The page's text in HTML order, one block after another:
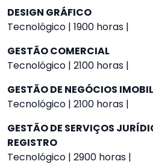
DESIGN GRÁFICO
Tecnológico | 1900 horas |
GESTÃO COMERCIAL
Tecnológico | 2100 horas |
GESTÃO DE NEGÓCIOS
Tecnológico | 2100 horas |
GESTÃO DE SERVIÇOS
REGISTRO
Tecnológico | 2900 horas |